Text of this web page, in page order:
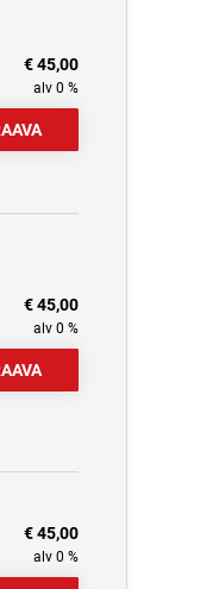
€ 45,00
alv 0 %
€ 45,00
alv 0 %
€ 45,00
alv 0 %